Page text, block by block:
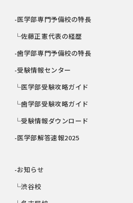
-医学部専門予備校の特長
└佐藤正憲代表の経歴
-歯学部専門予備校の特長
-受験情報センター
└医学部受験攻略ガイド
└歯学部受験攻略ガイド
└受験情報ダウンロード
-医学部解答速報2025
-お知らせ
└渋谷校